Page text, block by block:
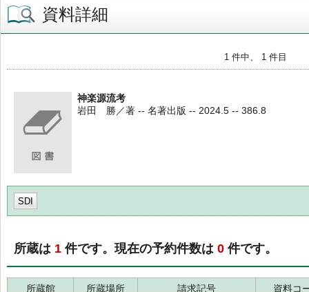
資料詳細
1 件中、 1 件目
神楽源流考
岩田 勝／著 -- 名著出版 -- 2024.5 -- 386.8
SDI
所蔵は 1 件です。現在の予約件数は 0 件です。
所蔵館 所蔵場所 請求記号
資料コ